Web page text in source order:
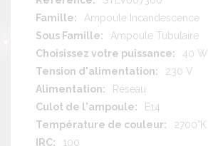
d'informationAmpoule Incandescence
Ampoule Tubulaire
40 W
230 V
Réseau
E14
2700°K
100